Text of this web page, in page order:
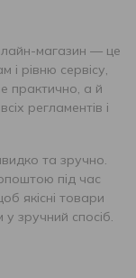
магазин — це
і рівню сервісу,
практично, а й
регламентів і
та зручно.
під час
якісні товари
зручний спосіб.